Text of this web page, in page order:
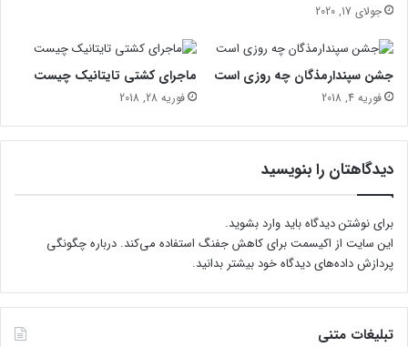
جولای 17, 2020
جشن سپندارمذگان چه روزی است
فوریه 4, 2018
ماجرای کشتی تایتانیک چیست
فوریه 28, 2018
دیدگاهتان را بنویسید
برای نوشتن دیدگاه باید وارد بشوید.
این سایت از اکیسمت برای کاهش جفنگ استفاده می‌کند. درباره چگونگی
پردازش داده‌های دیدگاه خود بیشتر بدانید.
تبلیغات متنی